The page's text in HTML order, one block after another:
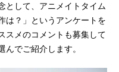
として、アニメイトタイム
は？」というアンケートを
スメのコメントも募集して
でご紹介します。